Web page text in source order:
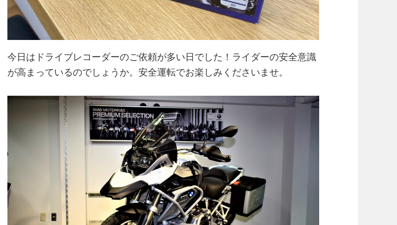
今日はドライブレコーダーのご依頼が多い日でした！ライダーの安全意識
が高まっているのでしょうか。安全運転でお楽しみくださいませ。